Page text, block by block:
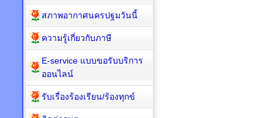
สภาพอากาศนครปฐมวันนี้
ความรู้เกี่ยวกับภาษี
E-service แบบขอรับบริการ
ออนไลน์
รับเรื่องร้องเรียน/ร้องทุกข์